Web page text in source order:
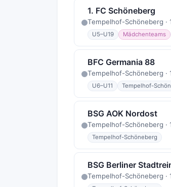
1. FC Schöneberg
Tempelhof-Schöneberg ·
U5–U19 Mädchenteams
BFC Germania 88
Tempelhof-Schöneberg ·
U6–U11 Tempelhof-
BSG AOK Nordost
Tempelhof-Schöneberg ·
Tempelhof-Schöneberg
BSG Berliner
Tempelhof-Schöneberg ·